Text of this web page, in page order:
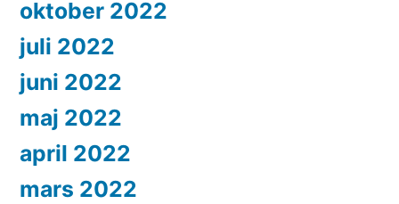
oktober 2022
juli 2022
juni 2022
maj 2022
april 2022
mars 2022